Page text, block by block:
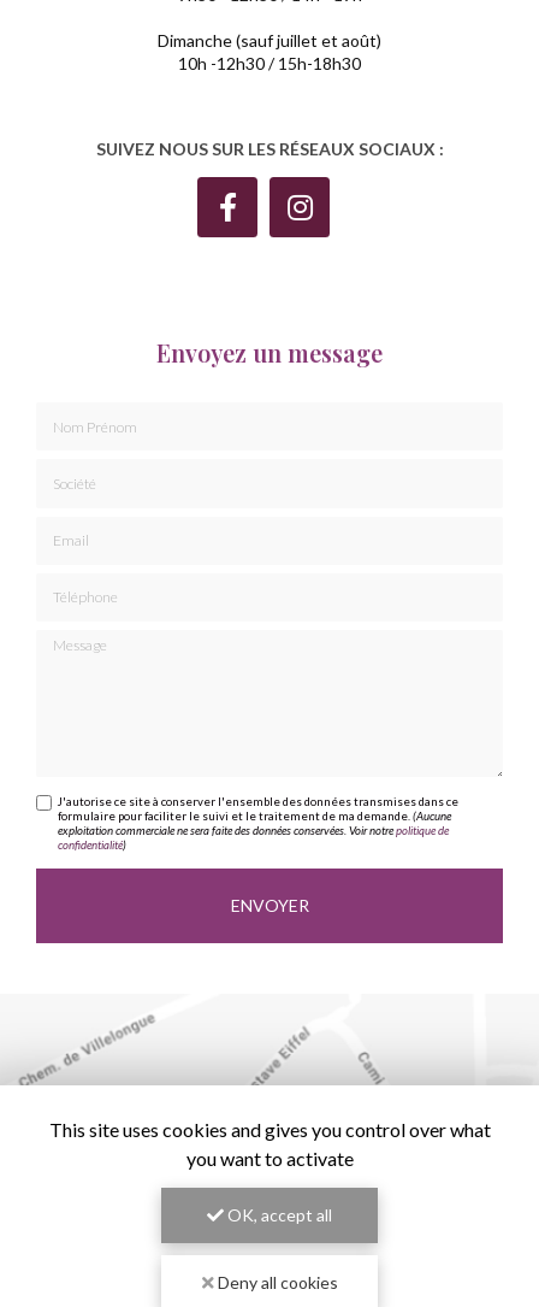
Dimanche (sauf juillet et août)
10h -12h30 / 15h-18h30
SUIVEZ NOUS SUR LES RÉSEAUX SOCIAUX :
Envoyez un message
Message
J'autorise ce site à conserver l'ensemble des données transmises dans ce
formulaire pour faciliter le suivi et le traitement de ma demande.(Aucune
exploitation commerciale ne sera faite des données conservées. Voir notrepolitique de
confidentialité)
This site uses cookies and gives you control over what
you want to activate
OK, accept all
Deny all cookies